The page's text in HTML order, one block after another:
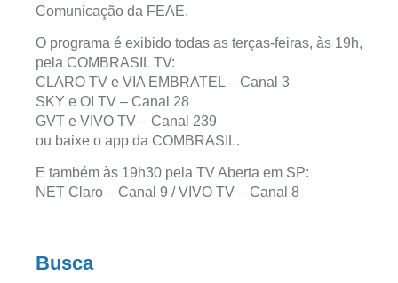
Comunicação da FEAE.
O programa é exibido todas as terças-feiras, às 19h,
pela COMBRASIL TV:
CLARO TV e VIA EMBRATEL – Canal 3
SKY e OI TV – Canal 28
GVT e VIVO TV – Canal 239
ou baixe o app da COMBRASIL.
E também às 19h30 pela TV Aberta em SP:
NET Claro – Canal 9 / VIVO TV – Canal 8
Busca